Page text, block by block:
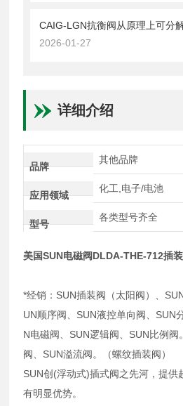
CAIG-LGN抗衡阀从原理上可分
2026-01-27
详细介绍
品牌
其他品牌
应用领域
化工,电子/电池
型号
各类型号齐全
美国SUN电磁阀DLDA-THE-712插
*经销：SUN插装阀（太阳阀）、
UN顺序阀、SUN液控单向阀、SUN
N电磁阀、SUN逻辑阀、SUN比例
阀、SUN溢流阀。（螺纹插装阀）
SUN创(浮动式)插式阀之先河，提供
有明显优势。